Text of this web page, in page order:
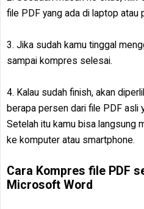
file PDF yang ada di laptop atau
3. Jika sudah kamu tinggal
sampai kompres selesai.
4. Kalau sudah finish, akan
berapa persen dari file PDF asli
Setelah itu kamu bisa langsung
ke komputer atau smartphone.
Cara Kompres file PDF
Microsoft Word